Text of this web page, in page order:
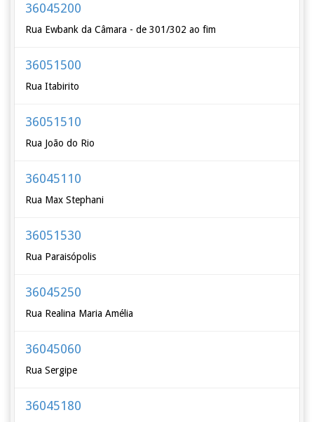
36045200
Rua Ewbank da Câmara - de 301/302 ao fim
36051500
Rua Itabirito
36051510
Rua João do Rio
36045110
Rua Max Stephani
36051530
Rua Paraisópolis
36045250
Rua Realina Maria Amélia
36045060
Rua Sergipe
36045180